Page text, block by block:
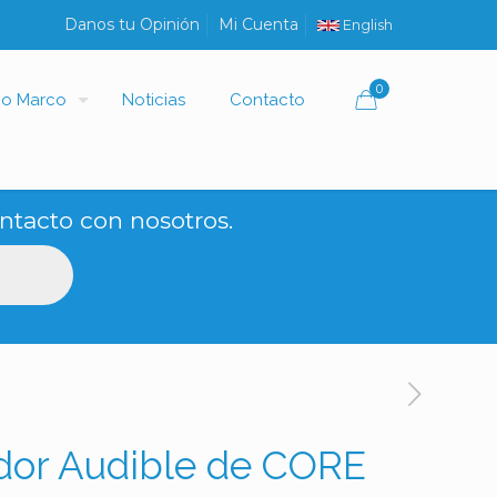
Danos tu Opinión Mi Cuenta English
Marco Noticias Contacto
0
con nosotros.
Audible de CORE